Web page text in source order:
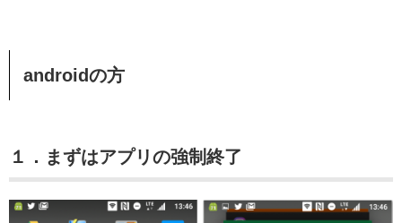
androidの方
１．まずはアプリの強制終了